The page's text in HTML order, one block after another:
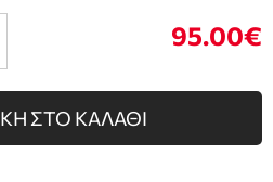
95.00€
ΣΤΟ ΚΑΛΑΘΙ